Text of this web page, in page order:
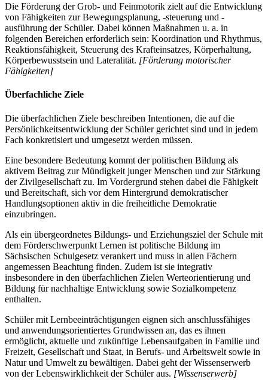
Die Förderung der Grob- und Feinmotorik zielt auf die Entwicklung
von Fähigkeiten zur Bewegungsplanung, -steuerung und -
ausführung der Schüler. Dabei können Maßnahmen u. a. in
folgenden Bereichen erforderlich sein: Koordination und Rhythmus,
Reaktionsfähigkeit, Steuerung des Krafteinsatzes, Körperhaltung,
Körperbewusstsein und Lateralität. [Förderung motorischer
Fähigkeiten]
Überfachliche Ziele
Die überfachlichen Ziele beschreiben Intentionen, die auf die
Persönlichkeitsentwicklung der Schüler gerichtet sind und in jedem
Fach konkretisiert und umgesetzt werden müssen.
Eine besondere Bedeutung kommt der politischen Bildung als
aktivem Beitrag zur Mündigkeit junger Menschen und zur Stärkung
der Zivilgesellschaft zu. Im Vordergrund stehen dabei die Fähigkeit
und Bereitschaft, sich vor dem Hintergrund demokratischer
Handlungsoptionen aktiv in die freiheitliche Demokratie
einzubringen.
Als ein übergeordnetes Bildungs- und Erziehungsziel der Schule mit
dem Förderschwerpunkt Lernen ist politische Bildung im
Sächsischen Schulgesetz verankert und muss in allen Fächern
angemessen Beachtung finden. Zudem ist sie integrativ
insbesondere in den überfachlichen Zielen Werteorientierung und
Bildung für nachhaltige Entwicklung sowie Sozialkompetenz
enthalten.
Schüler mit Lernbeeinträchtigungen eignen sich anschlussfähiges
und anwendungsorientiertes Grundwissen an, das es ihnen
ermöglicht, aktuelle und zukünftige Lebensaufgaben in Familie und
Freizeit, Gesellschaft und Staat, in Berufs- und Arbeitswelt sowie in
Natur und Umwelt zu bewältigen. Dabei geht der Wissenserwerb
von der Lebenswirklichkeit der Schüler aus. [Wissenserwerb]